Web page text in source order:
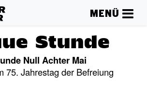
MENÜ
Stunde
Null Achter Mai
75. Jahrestag der Befreiung